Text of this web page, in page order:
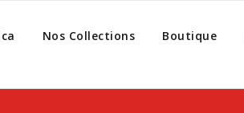
Nos Collections Boutique